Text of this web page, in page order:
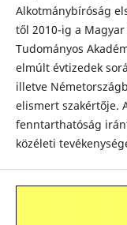
Alkotmánybíróság
től 2010-ig a
Tudományos
elmúlt évtizedek
illetve
elismert szakértője.
fenntarthatóság
közéleti